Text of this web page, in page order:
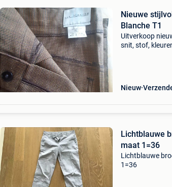
Nieuwe
Blanche T1
Uitverkoop
snit, stof,
Nieuw
Lichtblauwe
maat 1=36
Lichtblauwe
1=36